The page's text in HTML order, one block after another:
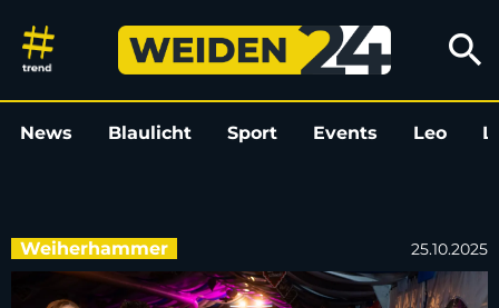
Kirwa in Weiherhammer: Die
search
News Blaulicht Sport Events Leo
Weiherhammer 25.10.2025